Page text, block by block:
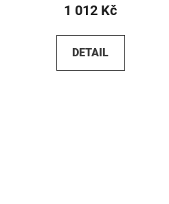
1 012 Kč
DETAIL